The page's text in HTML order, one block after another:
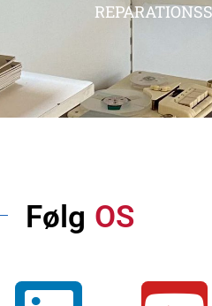
Følg OS